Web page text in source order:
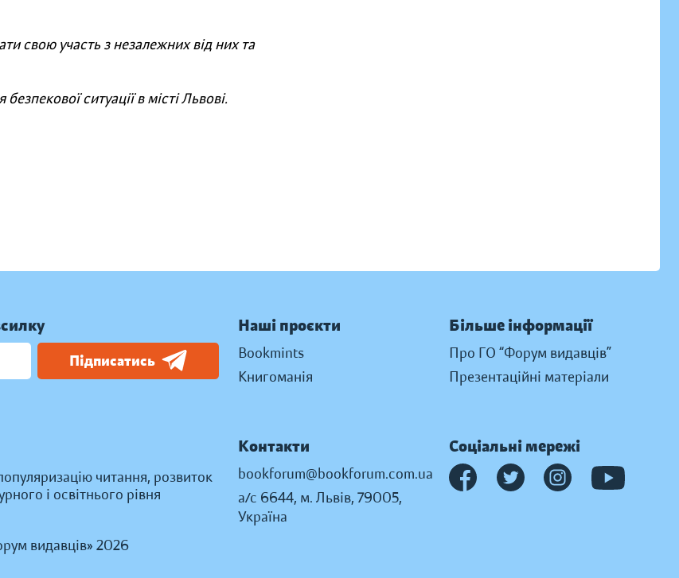
свою участь з незалежних від них та
ситуації в місті Львові.
Підписатись
читання, розвиток
і освітнього рівня
видавців» 2026
Наші проєкти
Bookmints
Книгоманія
Більше інформації
Про ГО “Форум видавців”
Презентаційні матеріали
Контакти
bookforum@bookforum.com.ua
а/с 6644, м. Львів, 79005,
Україна
Соціальні мережі